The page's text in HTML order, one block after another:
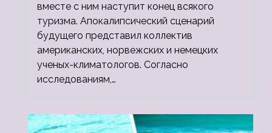
вместе с ним наступит конец всякого
туризма. Апокалипсический сценарий
будущего представил коллектив
американских, норвежских и немецких
ученых-климатологов. Согласно
исследованиям,…